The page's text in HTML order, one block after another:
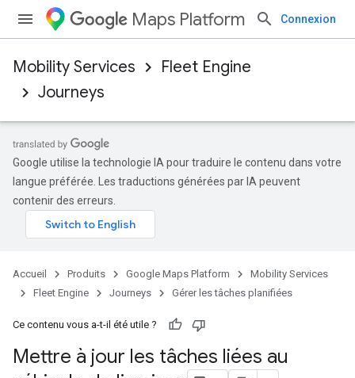
Maps Platform Connexion
Mobility Services
Fleet Engine
Journeys
Google utilise la technologie IA pour traduire le contenu dans votre
langue préférée. Les traductions générées par IA peuvent
contenir des erreurs.
Accueil Produits Google Maps Platform
Mobility Services
Fleet Engine
Journeys Gérer les tâches planifiées
Ce contenu vous a-t-il été utile ?
Mettre à jour les tâches liées au